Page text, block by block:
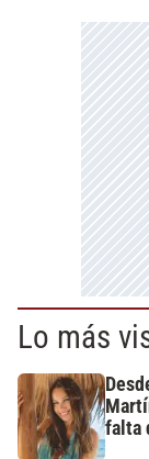
Lo más
falta